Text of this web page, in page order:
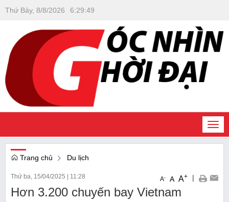
Thứ Bảy, 8/8/2026 6:29:50
Trang chủ Du lịch
Thứ ba, 15/04/2025 11:28 A- A A+ |
Hơn 3.200 chuyến bay Vietnam